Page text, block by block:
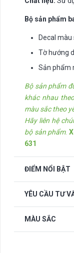
Bộ sản phẩm
Decal
Tờ hướng
Sản phẩm
Bộ sản phẩm
khác nhau
màu sắc theo
Hãy liên hệ
bộ sản phẩm.
631
ĐIỂM NỔI BẬT
YÊU CẦU TƯ
MÀU SẮC